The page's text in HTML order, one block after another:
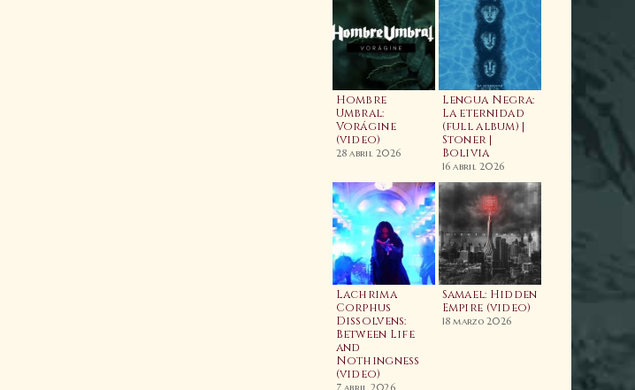
Hombre
Umbral:
Vorágine
(video)
28 abril 2026
Lengua Negra:
La eternidad
(full album) |
Stoner |
Bolivia
16 abril 2026
Lachrima
Corphus
Dissolvens:
Between Life
and
Nothingness
(video)
7 abril 2026
Samael: Hidden
Empire (video)
18 marzo 2026
Battle 2026:
BOLIVIA |
Nacional
The Psychic
Vampire
Video) |